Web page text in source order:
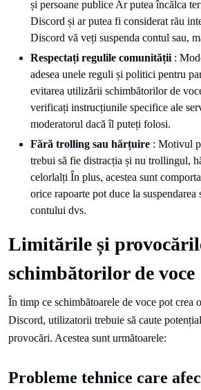
și persoane publice Ar putea încălca
Discord și ar putea fi considerat rău
Discord vă veți suspenda contul sau,
Respectați regulile comunității :
adesea unele reguli și politici pentru
evitarea utilizării schimbătorilor de
verificați instrucțiunile specifice ale
moderatorul dacă îl puteți folosi.
Fără trolling sau hărțuire : Motivul
trebui să fie distracția și nu trollingul,
celorlalți În plus, acestea sunt
orice rapoarte pot duce la suspendarea
contului dvs.
Limitările și
schimbătorilor de voce
În timp ce schimbătoarele de voce pot crea
Discord, utilizatorii trebuie să caute
provocări. Acestea sunt următoarele:
Probleme tehnice care